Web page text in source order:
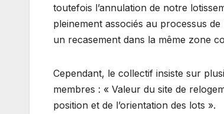
toutefois l’annulation de notre
pleinement associés au processus
un recasement dans la même zone
Cependant, le collectif insiste sur
membres : « Valeur du site de
position et de l’orientation des lots ».